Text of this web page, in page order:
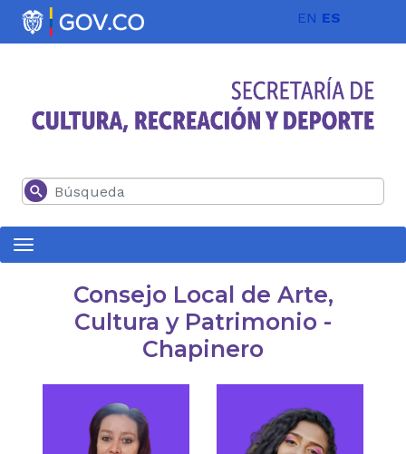
Pasar al contenido principal EN ES
Buscar
Consejo Local de Arte,
Cultura y Patrimonio -
Chapinero